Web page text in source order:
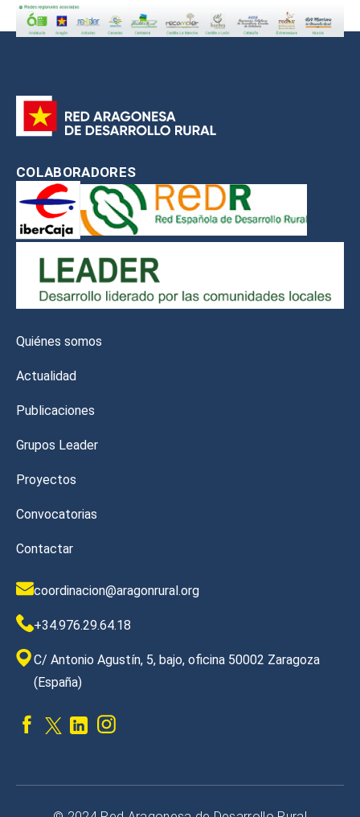
COLABORADORES
Quiénes somos
Actualidad
Publicaciones
Grupos Leader
Proyectos
Convocatorias
Contactar
coordinacion@aragonrural.org
+34.976.29.64.18
C/ Antonio Agustín, 5, bajo, oficina 50002 Zaragoza
(España)